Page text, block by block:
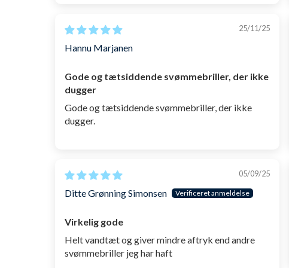
sort,lilla ,hvid Instinct fås med guld
Så sætter du pris på en holdbar brille, der holder adskillige
disse originale og meget populære Watery Instinct Mirror.
SKU: 1000259
25/11/25
Hannu Marjanen
Gode og tætsiddende svømmebriller, der ikke
dugger
Gode og tætsiddende svømmebriller, der ikke
dugger.
05/09/25
Ditte Grønning Simonsen
Virkelig gode
Helt vandtæt og giver mindre aftryk end andre
svømmebriller jeg har haft